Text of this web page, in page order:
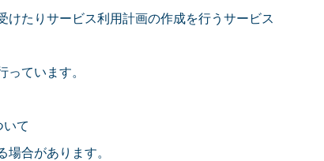
けたりサービス利用計画の作成を行うサービス
ています。
て
合があります。